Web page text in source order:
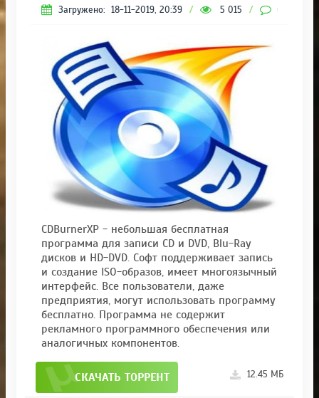
Загружено: 18-11-2019, 20:39 / 5 015 / 0
CDBurnerXP - небольшая бесплатная
программа для записи CD и DVD, Blu-Ray
дисков и HD-DVD. Софт поддерживает запись
и создание ISO-образов, имеет многоязычный
интерфейс. Все пользователи, даже
предприятия, могут использовать программу
бесплатно. Программа не содержит
рекламного программного обеспечения или
аналогичных компонентов.
СКАЧАТЬ ТОРРЕНТ 12.45 МБ